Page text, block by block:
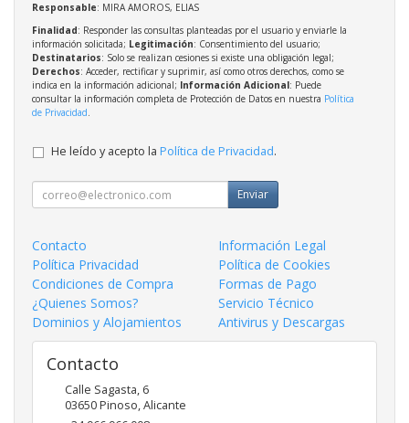
Responsable: MIRA AMOROS, ELIAS
Finalidad: Responder las consultas planteadas por el usuario y enviarle la
información solicitada; Legitimación: Consentimiento del usuario;
Destinatarios: Solo se realizan cesiones si existe una obligación legal;
Derechos: Acceder, rectificar y suprimir, así como otros derechos, como se
indica en la información adicional; Información Adicional: Puede
consultar la información completa de Protección de Datos en nuestra Política
de Privacidad.
He leído y acepto la Política de Privacidad.
Enviar
Contacto
Información Legal
Política Privacidad
Política de Cookies
Condiciones de Compra
Formas de Pago
¿Quienes Somos?
Servicio Técnico
Dominios y Alojamientos
Antivirus y Descargas
Contacto
Calle Sagasta, 6
03650Pinoso,Alicante